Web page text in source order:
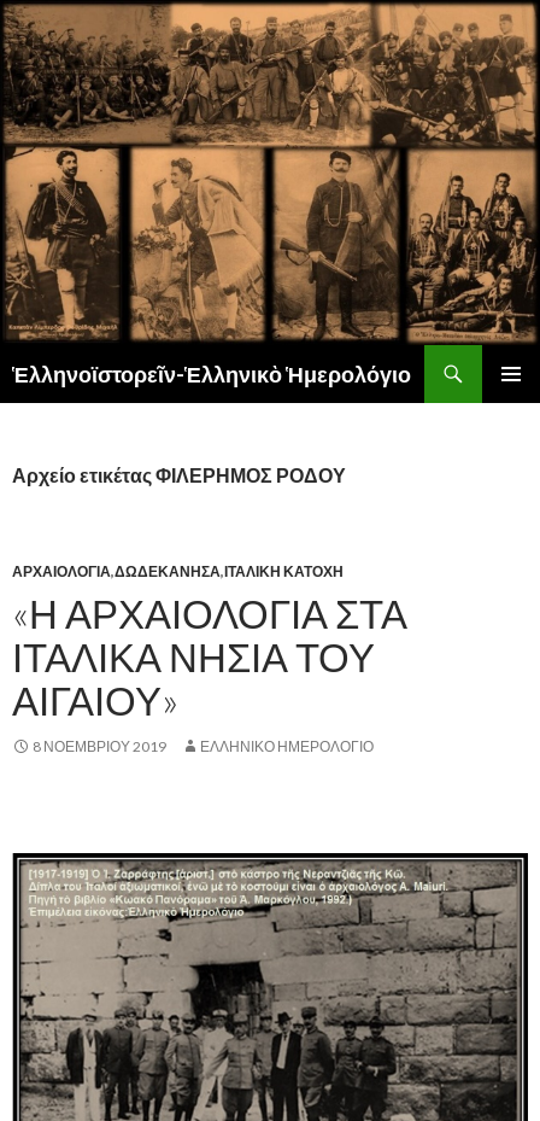
Ἑλληνοϊστορεῖν-Ἑλληνικὸ Ἡμερολόγιο
Αρχείο ετικέτας ΦΙΛΕΡΗΜΟΣ ΡΟΔΟΥ
ΑΡΧΑΙΟΛΟΓΙΑ,ΔΩΔΕΚΑΝΗΣΑ,ΙΤΑΛΙΚΗ ΚΑΤΟΧΗ
«Η ΑΡΧΑΙΟΛΟΓΙΑ ΣΤΑ
ΙΤΑΛΙΚΑ ΝΗΣΙΑ ΤΟΥ
ΑΙΓΑΙΟΥ»
8 ΝΟΕΜΒΡΊΟΥ 2019 ΕΛΛΗΝΙΚΟ ΗΜΕΡΟΛΟΓΙΟ